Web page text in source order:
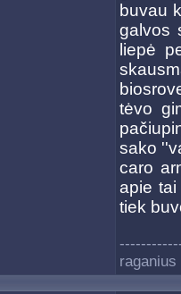
buvau
galvos
liepė
tėvo
sako
caro
apie tai
tiek
raganius